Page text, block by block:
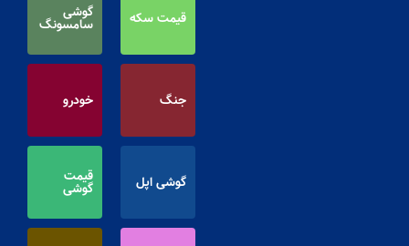
قیمت سکه گوشی
سامسونگ
جنگ خودرو
گوشی اپل قیمت
گوشی